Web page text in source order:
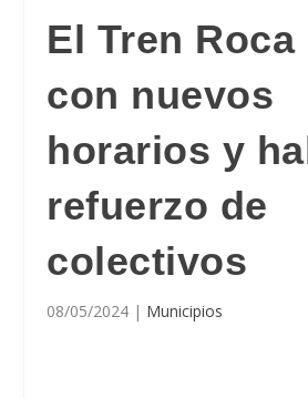
El Tren
con nuevos
horarios y
refuerzo de
colectivos
08/05/2024 | Municipios